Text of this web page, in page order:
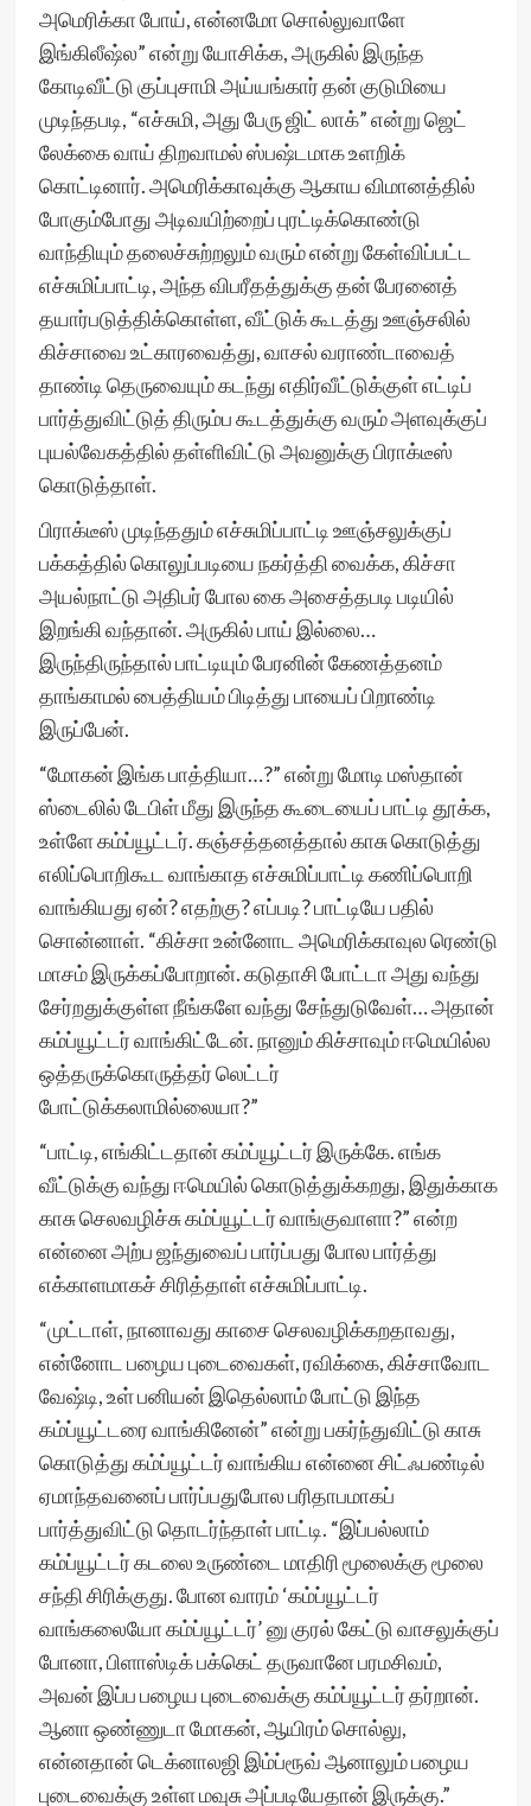
அமெரிக்கா போய், என்னமோ சொல்லுவாளே
இங்கிலீஷ்ல” என்று யோசிக்க, அருகில் இருந்த
கோடிவீட்டு குப்புசாமி அய்யங்கார் தன் குடுமியை
முடிந்தபடி, “எச்சுமி, அது பேரு ஜிட் லாக்” என்று ஜெட்
லேக்கை வாய் திறவாமல் ஸ்பஷ்டமாக உளறிக்
கொட்டினார். அமெரிக்காவுக்கு ஆகாய விமானத்தில்
போகும்போது அடிவயிற்றைப் புரட்டிக்கொண்டு
வாந்தியும் தலைச்சுற்றலும் வரும் என்று கேள்விப்பட்ட
எச்சுமிப்பாட்டி, அந்த விபரீதத்துக்கு தன் பேரனைத்
தயார்படுத்திக்கொள்ள, வீட்டுக் கூடத்து ஊஞ்சலில்
கிச்சாவை உட்காரவைத்து, வாசல் வராண்டாவைத்
தாண்டி தெருவையும் கடந்து எதிர்வீட்டுக்குள் எட்டிப்
பார்த்துவிட்டுத் திரும்ப கூடத்துக்கு வரும் அளவுக்குப்
புயல்வேகத்தில் தள்ளிவிட்டு அவனுக்கு பிராக்டீஸ்
கொடுத்தாள்.
பிராக்டீஸ் முடிந்ததும் எச்சுமிப்பாட்டி ஊஞ்சலுக்குப்
பக்கத்தில் கொலுப்படியை நகர்த்தி வைக்க, கிச்சா
அயல்நாட்டு அதிபர் போல கை அசைத்தபடி படியில்
இறங்கி வந்தான். அருகில் பாய் இல்லை…
இருந்திருந்தால் பாட்டியும் பேரனின் கேணத்தனம்
தாங்காமல் பைத்தியம் பிடித்து பாயைப் பிறாண்டி
இருப்பேன்.
“மோகன் இங்க பாத்தியா…?” என்று மோடி மஸ்தான்
ஸ்டைலில் டேபிள் மீது இருந்த கூடையைப் பாட்டி தூக்க,
உள்ளே கம்ப்யூட்டர். கஞ்சத்தனத்தால் காசு கொடுத்து
எலிப்பொறிகூட வாங்காத எச்சுமிப்பாட்டி கணிப்பொறி
வாங்கியது ஏன்? எதற்கு? எப்படி? பாட்டியே பதில்
சொன்னாள். “கிச்சா உன்னோட அமெரிக்காவுல ரெண்டு
மாசம் இருக்கப்போறான். கடுதாசி போட்டா அது வந்து
சேர்றதுக்குள்ள நீங்களே வந்து சேந்துடுவேள்… அதான்
கம்ப்யூட்டர் வாங்கிட்டேன். நானும் கிச்சாவும் ஈமெயில்ல
ஒத்தருக்கொருத்தர் லெட்டர்
போட்டுக்கலாமில்லையா?”
“பாட்டி, எங்கிட்டதான் கம்ப்யூட்டர் இருக்கே. எங்க
வீட்டுக்கு வந்து ஈமெயில் கொடுத்துக்கறது, இதுக்காக
காசு செலவழிச்சு கம்ப்யூட்டர் வாங்குவாளா?” என்ற
என்னை அற்ப ஜந்துவைப் பார்ப்பது போல பார்த்து
எக்காளமாகச் சிரித்தாள் எச்சுமிப்பாட்டி.
“முட்டாள், நானாவது காசை செலவழிக்கறதாவது,
என்னோட பழைய புடைவைகள், ரவிக்கை, கிச்சாவோட
வேஷ்டி, உள் பனியன் இதெல்லாம் போட்டு இந்த
கம்ப்யூட்டரை வாங்கினேன்” என்று பகர்ந்துவிட்டு காசு
கொடுத்து கம்ப்யூட்டர் வாங்கிய என்னை சிட்ஃபண்டில்
ஏமாந்தவனைப் பார்ப்பதுபோல பரிதாபமாகப்
பார்த்துவிட்டு தொடர்ந்தாள் பாட்டி. “இப்பல்லாம்
கம்ப்யூட்டர் கடலை உருண்டை மாதிரி மூலைக்கு மூலை
சந்தி சிரிக்குது. போன வாரம் ‘கம்ப்யூட்டர்
வாங்கலையோ கம்ப்யூட்டர்’ னு குரல் கேட்டு வாசலுக்குப்
போனா, பிளாஸ்டிக் பக்கெட் தருவானே பரமசிவம்,
அவன் இப்ப பழைய புடைவைக்கு கம்ப்யூட்டர் தர்றான்.
ஆனா ஒண்ணுடா மோகன், ஆயிரம் சொல்லு,
என்னதான் டெக்னாலஜி இம்ப்ரூவ் ஆனாலும் பழைய
புடைவைக்கு உள்ள மவுசு அப்படியேதான் இருக்கு.”